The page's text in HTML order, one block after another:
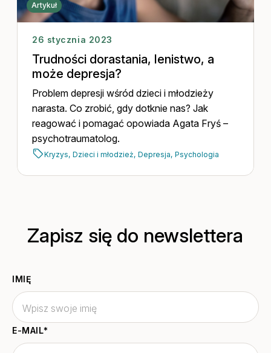
Artykuł
26 stycznia 2023
Trudności dorastania, lenistwo, a
może depresja?
Problem depresji wśród dzieci i młodzieży
narasta. Co zrobić, gdy dotknie nas? Jak
reagować i pomagać opowiada Agata Fryś –
psychotraumatolog.
Kryzys, Dzieci i młodzież, Depresja, Psychologia
Zapisz się do newslettera
IMIĘ
E-MAIL*